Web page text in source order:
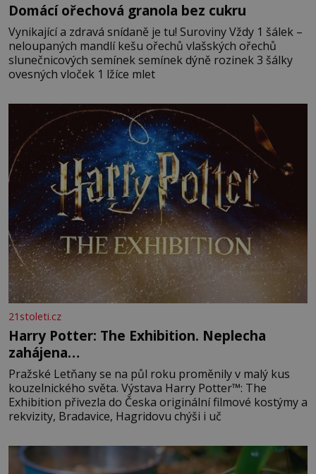
Domácí ořechová granola bez cukru
Vynikající a zdravá snídaně je tu! Suroviny Vždy 1 šálek –
neloupaných mandlí kešu ořechů vlašských ořechů
slunečnicových semínek semínek dýně rozinek 3 šálky
ovesných vloček 1 lžíce mlet
21stoleti.cz
Harry Potter: The Exhibition. Neplecha
zahájena…
Pražské Letňany se na půl roku proměnily v malý kus
kouzelnického světa. Výstava Harry Potter™: The
Exhibition přivezla do Česka originální filmové kostýmy a
rekvizity, Bradavice, Hagridovu chýši i uč